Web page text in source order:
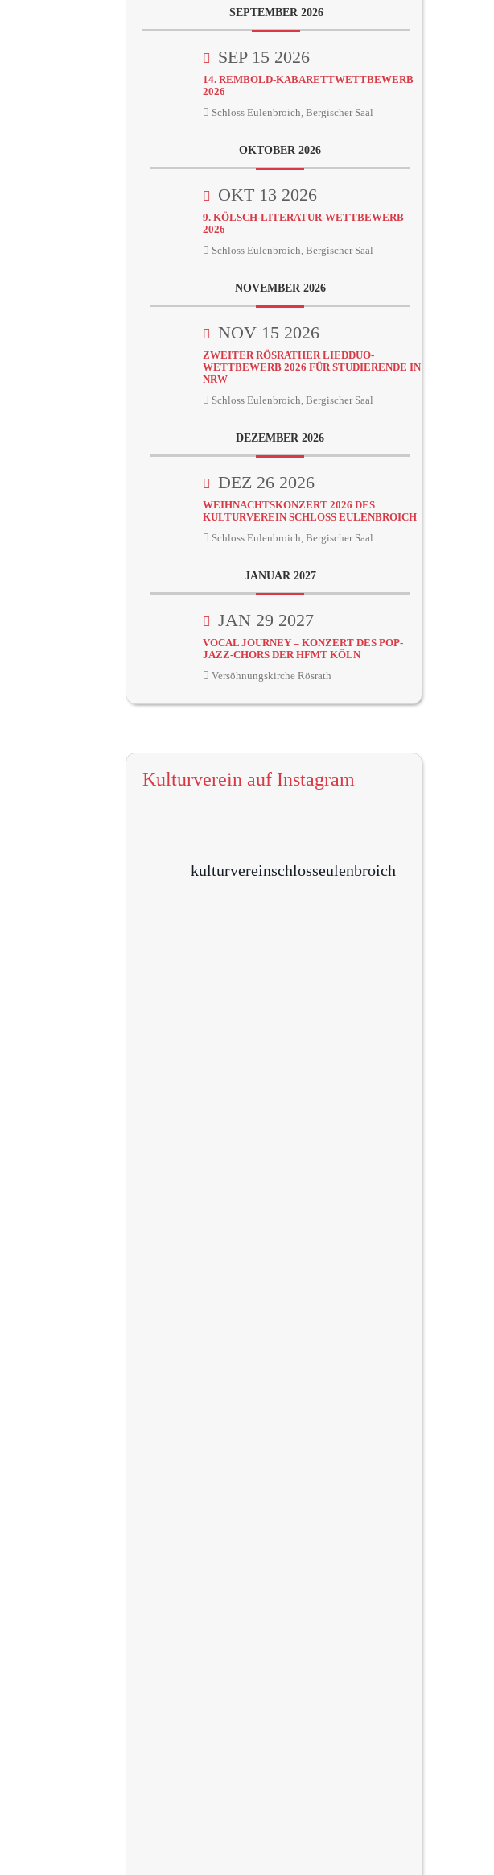
SEPTEMBER 2026
SEP 15 2026
14. REMBOLD-KABARETTWETTBEWERB
2026
Schloss Eulenbroich, Bergischer Saal
OKTOBER 2026
OKT 13 2026
9. KÖLSCH-LITERATUR-WETTBEWERB
2026
Schloss Eulenbroich, Bergischer Saal
NOVEMBER 2026
NOV 15 2026
ZWEITER RÖSRATHER LIEDDUO-
WETTBEWERB 2026 FÜR STUDIERENDE IN
NRW
Schloss Eulenbroich, Bergischer Saal
DEZEMBER 2026
DEZ 26 2026
WEIHNACHTSKONZERT 2026 DES
KULTURVEREIN SCHLOSS EULENBROICH
Schloss Eulenbroich, Bergischer Saal
JANUAR 2027
JAN 29 2027
VOCAL JOURNEY – KONZERT DES POP-
JAZZ-CHORS DER HFMT KÖLN
Versöhnungskirche Rösrath
Kulturverein auf Instagram
kulturvereinschlosseulenbroich